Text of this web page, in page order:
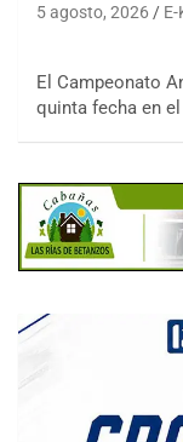
5 agosto, 2026
El Campeonato
quinta fecha en